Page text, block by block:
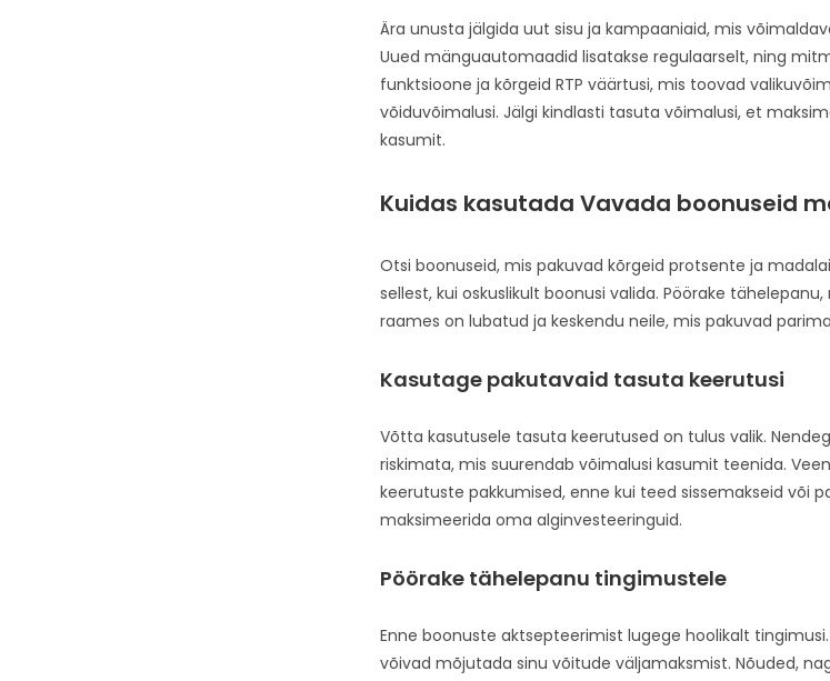
Ära unusta jälgida uut sisu ja kampaaniaid, mis
Uued mänguautomaadid lisatakse regulaarselt, ning
funktsioone ja kõrgeid RTP väärtusi, mis toovad
võiduvõimalusi. Jälgi kindlasti tasuta võimalusi, et
kasumit.
Kuidas kasutada Vavada boonuseid
Otsi boonuseid, mis pakuvad kõrgeid protsente ja
sellest, kui oskuslikult boonusi valida. Pöörake
raames on lubatud ja keskendu neile, mis pakuvad
Kasutage pakutavaid tasuta keerutusi
Võtta kasutusele tasuta keerutused on tulus valik.
riskimata, mis suurendab võimalusi kasumit teenida.
keerutuste pakkumised, enne kui teed sissemakseid või
maksimeerida oma alginvesteeringuid.
Pöörake tähelepanu tingimustele
Enne boonuste aktsepteerimist lugege hoolikalt
võivad mõjutada sinu võitude väljamaksmist. Nõuded,